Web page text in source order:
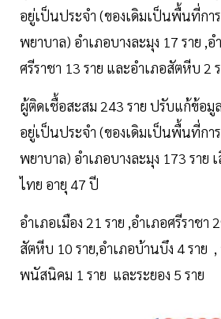
อยู่เป็นประจำ (ของเดิมเป็นพื้นที่กา
พยาบาล) อำเภอบางละมุง 17 ราย ,อ
ศรีราชา 13 ราย และอำเภอสัตหีบ 2
ผู้ติดเชื้อสะสม 243 ราย ปรับแก้ข้อ
อยู่เป็นประจำ (ของเดิมเป็นพื้นที่กา
พยาบาล) อำเภอบางละมุง 173 ราย
ไทย อายุ 47 ปี
อำเภอเมือง 21 ราย ,อำเภอศรีราชา
สัตหีบ 10 ราย,อำเภอบ้านบึง 4 ราย ,
พนัสนิคม 1 ราย และระยอง 5 ราย